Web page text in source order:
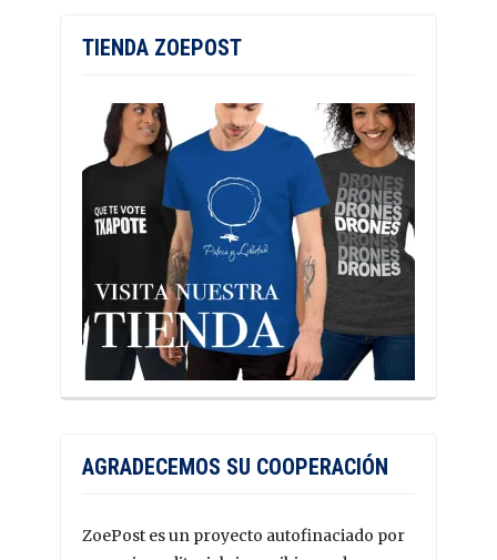
TIENDA ZOEPOST
AGRADECEMOS SU COOPERACIÓN
ZoePost es un proyecto autofinaciado por